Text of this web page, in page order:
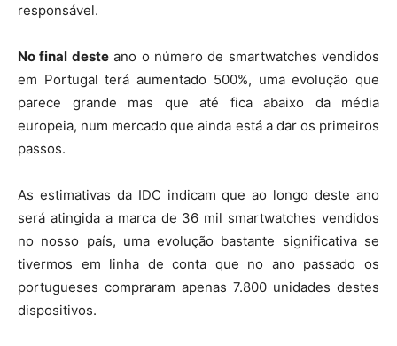
responsável.
No final desteano o número de smartwatches vendidos
em Portugal terá aumentado 500%, uma evolução que
parece grande mas que até fica abaixo da média
europeia, num mercado que ainda está a dar os primeiros
passos.
As estimativas da IDC indicam que ao longo deste ano
será atingida a marca de 36 mil smartwatches vendidos
no nosso país, uma evolução bastante significativa se
tivermos em linha de conta que no ano passado os
portugueses compraram apenas 7.800 unidades destes
dispositivos.